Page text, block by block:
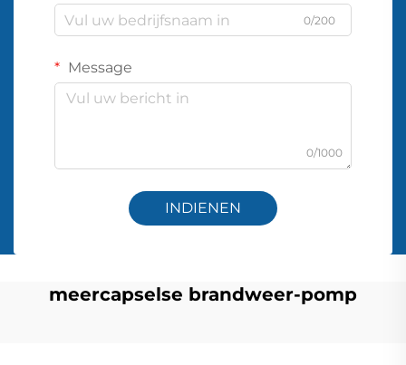
0/200
Message
0/1000
INDIENEN
meercapselse brandweer-pomp